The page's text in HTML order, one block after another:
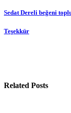
Yazı
gezinmesi
Sedat Dereli beğeni
Teşekkür
Related Posts